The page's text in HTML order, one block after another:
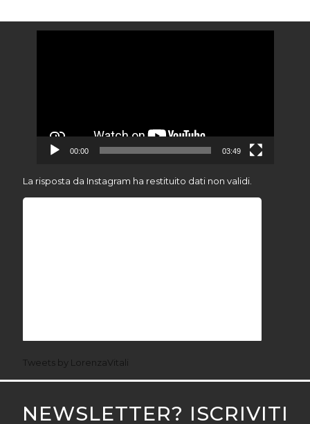
00:00 03:49
La risposta da Instagram ha restituito dati non validi.
Tweets by LorenzaVitali
NEWSLETTER? ISCRIVITI